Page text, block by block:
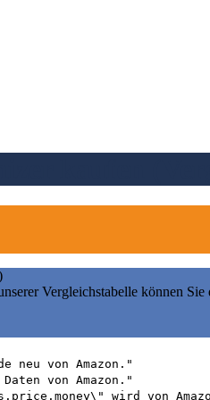
Vergleichstabelle können
neu von Amazon."
von Amazon."
wird von